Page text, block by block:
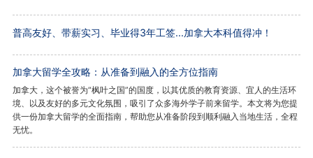
普高友好、带薪实习、毕业得3年工签...加拿大本科值得冲！
加拿大留学全攻略：从准备到融入的全方位指南
加拿大，这个被誉为“枫叶之国”的国度，以其优质的教育资源、宜人的生活环
境、以及友好的多元文化氛围，吸引了众多海外学子前来留学。本文将为您提
供一份加拿大留学的全面指南，帮助您从准备阶段到顺利融入当地生活，全程
无忧。